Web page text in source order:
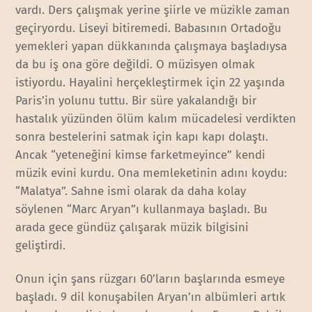
vardı. Ders çalışmak yerine şiirle ve müzikle zaman
geçiryordu. Liseyi bitiremedi. Babasının Ortadoğu
yemekleri yapan dükkanında çalışmaya başladıysa
da bu iş ona göre değildi. O müzisyen olmak
istiyordu. Hayalini herçekleştirmek için 22 yaşında
Paris’in yolunu tuttu. Bir süre yakalandığı bir
hastalık yüzünden ölüm kalım mücadelesi verdikten
sonra bestelerini satmak için kapı kapı dolaştı.
Ancak “yeteneğini kimse farketmeyince” kendi
müzik evini kurdu. Ona memleketinin adını koydu:
“Malatya”. Sahne ismi olarak da daha kolay
söylenen “Marc Aryan”ı kullanmaya başladı. Bu
arada gece gündüz çalışarak müzik bilgisini
geliştirdi.
Onun için şans rüzgarı 60’ların başlarında esmeye
başladı. 9 dil konuşabilen Aryan’ın albümleri artık